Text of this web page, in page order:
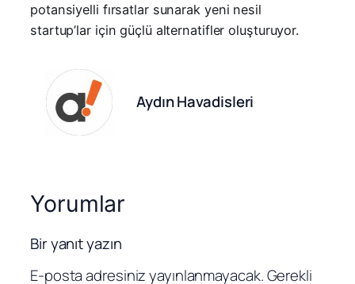
potansiyelli fırsatlar sunarak yeni nesil
startup’lar için güçlü alternatifler oluşturuyor.
Aydın Havadisleri
Yorumlar
Bir yanıt yazın
E-posta adresiniz yayınlanmayacak.Gerekli